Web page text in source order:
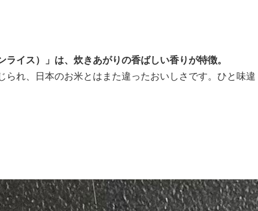
イス）」は、炊きあがりの香ばしい香りが特徴。
られ、日本のお米とはまた違ったおいしさです。ひと味違